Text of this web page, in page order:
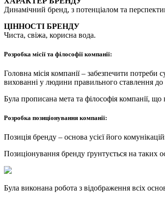
Динамічний бренд, з потенціалом та
ЦІННОСТІ БРЕНДУ
Чиста, свіжа, корисна вода.
Розробка місії та філософії компанії:
Головна місія компанії – забезпечити потреби
вихованні у людини правильного ставлення до
Була прописана мета та філософія компанії,
Розробка позиціонування компанії:
Позиція бренду – основа усієї його
Позиціонування бренду ґрунтується на таких
Була виконана робота з відображення всіх